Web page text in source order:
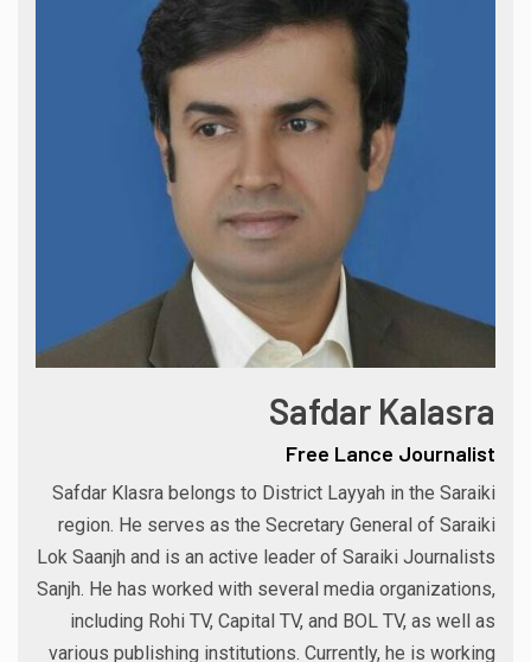
Safdar Kalasra
Free Lance Journalist
Safdar Klasra belongs to District Layyah in the Saraiki
region. He serves as the Secretary General of Saraiki
Lok Saanjh and is an active leader of Saraiki Journalists
Sanjh. He has worked with several media organizations,
including Rohi TV, Capital TV, and BOL TV, as well as
various publishing institutions. Currently, he is working